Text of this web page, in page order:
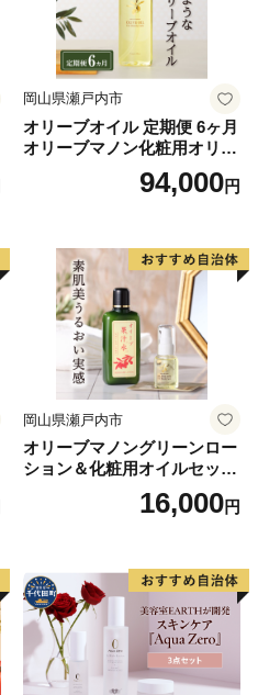
岡山県瀬戸内市
オリーブオイル 定期便 6ヶ月
オリーブマノン化粧用オリー
ブオイル 200ml オリーブ オ
イル 美容 スキンケア 化粧用
94,000円
岡山県瀬戸内市
オリーブマノングリーンロー
ション＆化粧用オイルセット
美容グッズ スキンケア 化粧
16,000円